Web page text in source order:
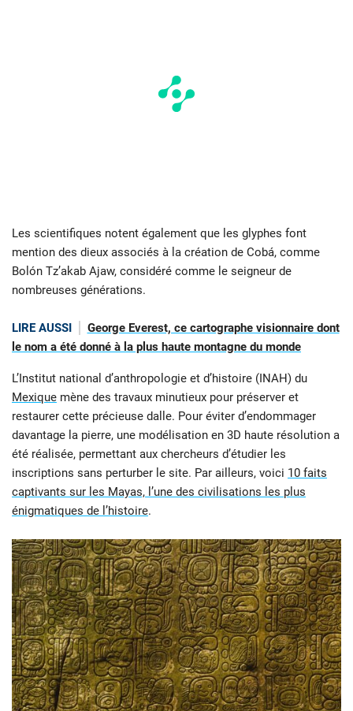
Les scientifiques notent également que les glyphes font
mention des dieux associés à la création de Cobá, comme
Bolón Tz’akab Ajaw, considéré comme le seigneur de
nombreuses générations.
LIRE AUSSI
George Everest, ce cartographe visionnaire dont
le nom a été donné à la plus haute montagne du monde
L’Institut national d’anthropologie et d’histoire (INAH) du
Mexique mène des travaux minutieux pour préserver et
restaurer cette précieuse dalle. Pour éviter d’endommager
davantage la pierre, une modélisation en 3D haute résolution a
été réalisée, permettant aux chercheurs d’étudier les
inscriptions sans perturber le site. Par ailleurs, voici 10 faits
captivants sur les Mayas, l’une des civilisations les plus
énigmatiques de l’histoire.